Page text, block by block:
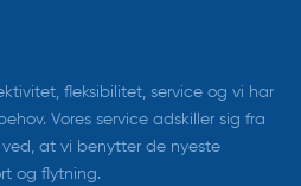
fleksibilitet, service og vi har
Vores service adskiller sig fra
at vi benytter de nyeste
og flytning.